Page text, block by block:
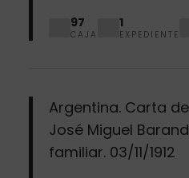
97
CAJA
1
EXPEDIENTE
Argentina. Carta
José Miguel
familiar. 03/11/1912